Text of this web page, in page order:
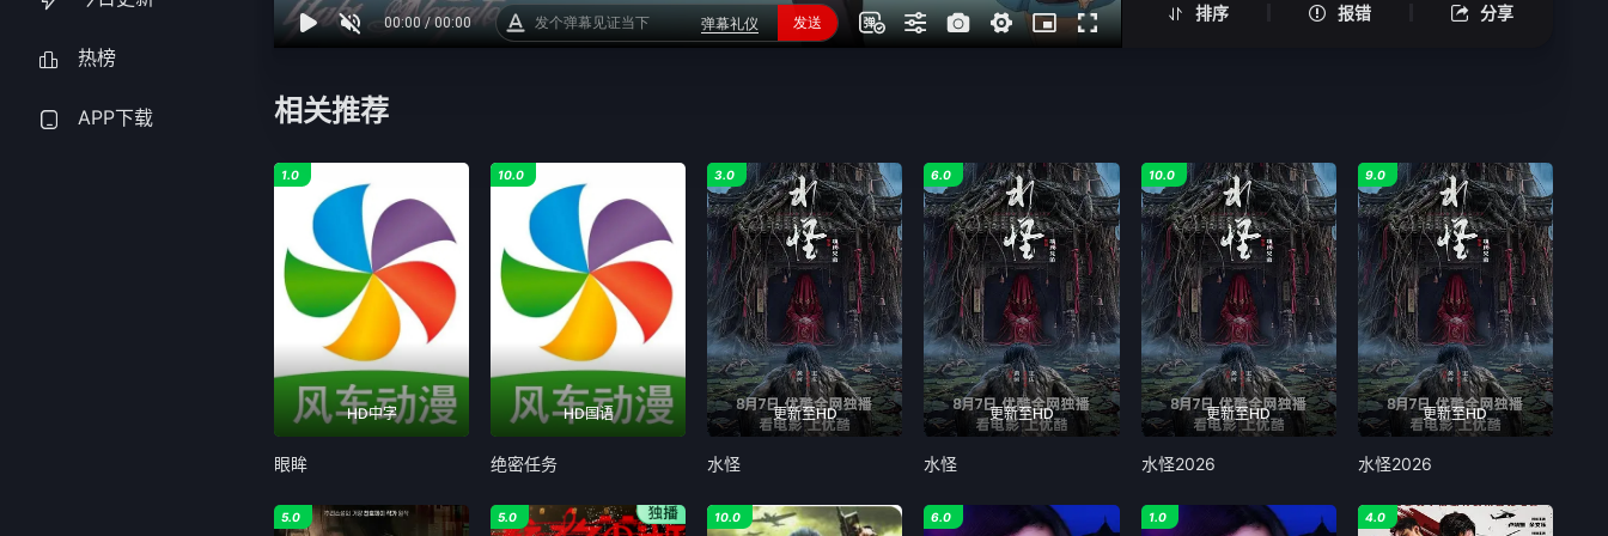
热榜
APP下载
排序 报错 分享
相关推荐
HD中字
1.0
眼眸
HD国语
10.0
绝密任务
更新至HD
3.0
水怪
更新至HD
6.0
水怪
更新至HD
10.0
水怪2026
更新至HD
9.0
水怪2026
5.0 5.0 10.0 6.0 1.0 4.0